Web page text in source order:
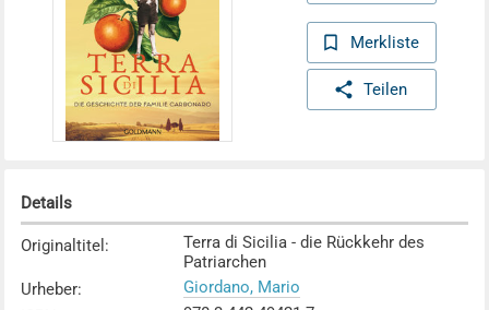
Merkliste
Teilen
Details
Originaltitel :
Terra di Sicilia - die Rückkehr des
Patriarchen
Urheber:
Giordano, Mario